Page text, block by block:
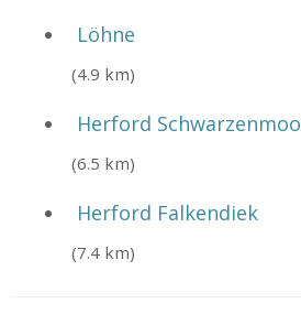
Löhne
(4.9 km)
Herford
(6.5 km)
Herford Falkendiek
(7.4 km)